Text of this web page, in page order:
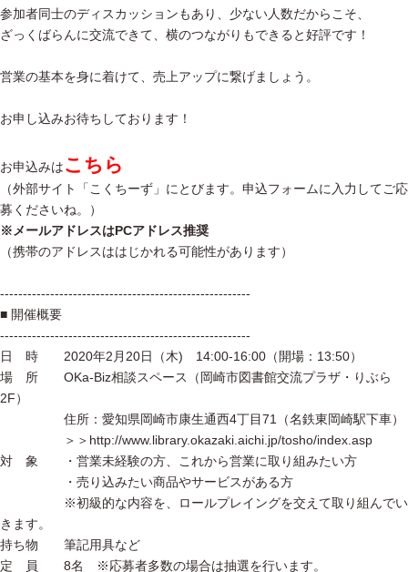
参加者同士のディスカッションもあり、少ない人数だからこそ、
ざっくばらんに交流できて、横のつながりもできると好評です！
営業の基本を身に着けて、売上アップに繋げましょう。
お申し込みお待ちしております！
お申込みはこちら
（外部サイト「こくちーず」にとびます。申込フォームに入力してご応
募くださいね。）
※メールアドレスはPCアドレス推奨
（携帯のアドレスははじかれる可能性があります）
-------------------------------------------------------
■ 開催概要
-------------------------------------------------------
日 時 2020年2月20日（木) 14:00-16:00（開場：13:50）
場 所 OKa-Biz相談スペース（岡崎市図書館交流プラザ・りぶら
2F）
住所：愛知県岡崎市康生通西4丁目71（名鉄東岡崎駅下車）
＞＞http://www.library.okazaki.aichi.jp/tosho/index.asp
対 象 ・営業未経験の方、これから営業に取り組みたい方
・売り込みたい商品やサービスがある方
※初級的な内容を、ロールプレイングを交えて取り組んでい
きます。
持ち物 筆記用具など
定 員 8名 ※応募者多数の場合は抽選を行います。